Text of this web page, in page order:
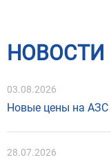
НОВОСТИ
03.08.2026
Новые цены на АЗС
28.07.2026